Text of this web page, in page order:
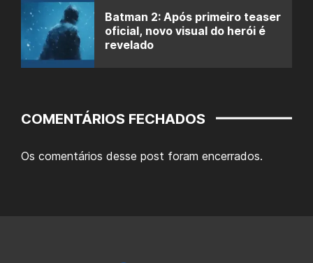
Batman 2: Após primeiro teaser
oficial, novo visual do herói é
revelado
COMENTÁRIOS FECHADOS
Os comentários desse post foram encerrados.